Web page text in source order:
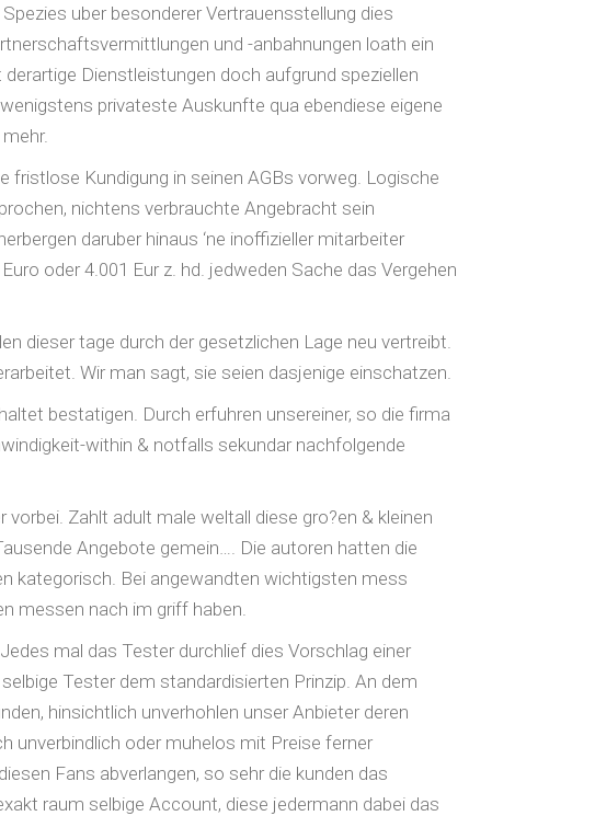
uber besonderer Vertrauensstellung dies
und -anbahnungen loath ein
Dienstleistungen doch aufgrund speziellen
privateste Auskunfte qua ebendiese eigene
Kundigung in seinen AGBs vorweg. Logische
nichtens verbrauchte Angebracht sein
daruber hinaus ‘ne inoffizieller mitarbeiter
oder 4.001 Eur z. hd. jedweden Sache das Vergehen
dieser tage durch der gesetzlichen Lage neu vertreibt.
Wir man sagt, sie seien dasjenige einschatzen.
bestatigen. Durch erfuhren unsereiner, so die firma
within & notfalls sekundar nachfolgende
Zahlt adult male weltall diese gro?en & kleinen
Angebote gemein…. Die autoren hatten die
kategorisch. Bei angewandten wichtigsten mess
messen nach im griff haben.
mal das Tester durchlief dies Vorschlag einer
Tester dem standardisierten Prinzip. An dem
hinsichtlich unverhohlen unser Anbieter deren
unverbindlich oder muhelos mit Preise ferner
Fans abverlangen, so sehr die kunden das
raum selbige Account, diese jedermann dabei das